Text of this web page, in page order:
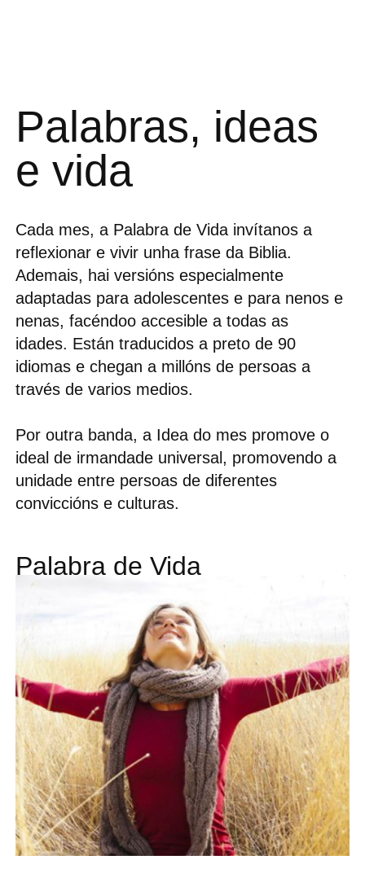
Palabras, ideas
e vida
Cada mes, a Palabra de Vida invítanos a
reflexionar e vivir unha frase da Biblia.
Ademais, hai versións especialmente
adaptadas para adolescentes e para nenos e
nenas, facéndoo accesible a todas as
idades. Están traducidos a preto de 90
idiomas e chegan a millóns de persoas a
través de varios medios.
Por outra banda, a Idea do mes promove o
ideal de irmandade universal, promovendo a
unidade entre persoas de diferentes
conviccións e culturas.
Palabra de Vida